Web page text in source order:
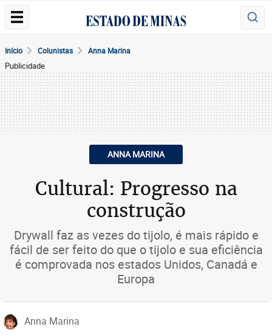
Início Colunistas Anna Marina
Publicidade
ANNA MARINA
Cultural: Progresso na
construção
Drywall faz as vezes do tijolo, é mais rápido e
fácil de ser feito do que o tijolo e sua eficiência
é comprovada nos estados Unidos, Canadá e
Europa
Anna Marina